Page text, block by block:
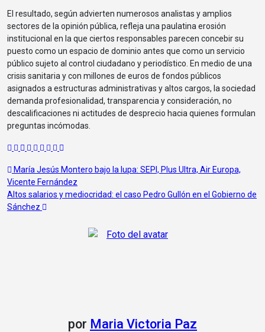
El resultado, según advierten numerosos analistas y amplios
sectores de la opinión pública, refleja una paulatina erosión
institucional en la que ciertos responsables parecen concebir su
puesto como un espacio de dominio antes que como un servicio
público sujeto al control ciudadano y periodístico. En medio de una
crisis sanitaria y con millones de euros de fondos públicos
asignados a estructuras administrativas y altos cargos, la sociedad
demanda profesionalidad, transparencia y consideración, no
descalificaciones ni actitudes de desprecio hacia quienes formulan
preguntas incómodas.
Navegación
de
entradas
María Jesús Montero bajo la lupa: SEPI, Plus Ultra, Air Europa,
Vicente Fernández
Altos salarios y mediocridad: el caso Pedro Gullón en el Gobierno de
Sánchez
por Maria Victoria Paz